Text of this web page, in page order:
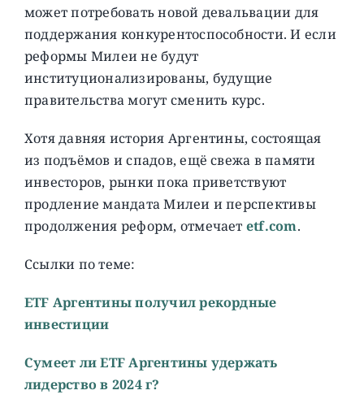
может потребовать новой девальвации для
поддержания конкурентоспособности. И если
реформы Милеи не будут
институционализированы, будущие
правительства могут сменить курс.
Хотя давняя история Аргентины, состоящая
из подъёмов и спадов, ещё свежа в памяти
инвесторов, рынки пока приветствуют
продление мандата Милеи и перспективы
продолжения реформ, отмечает etf.com.
Ссылки по теме:
ETF Аргентины получил рекордные
инвестиции
Сумеет ли ETF Аргентины удержать
лидерство в 2024 г?